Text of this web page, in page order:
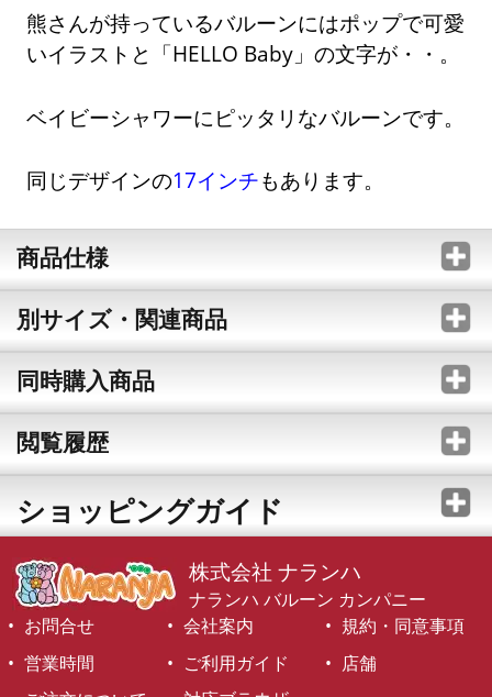
熊さんが持っているバルーンにはポップで可愛
いイラストと「HELLO Baby」の文字が・・。
ベイビーシャワーにピッタリなバルーンです。
同じデザインの17インチもあります。
商品仕様
別サイズ・関連商品
同時購入商品
閲覧履歴
ショッピングガイド
株式会社 ナランハ
ナランハ バルーン カンパニー
お問合せ
会社案内
規約・同意事項
営業時間
ご利用ガイド
店舗